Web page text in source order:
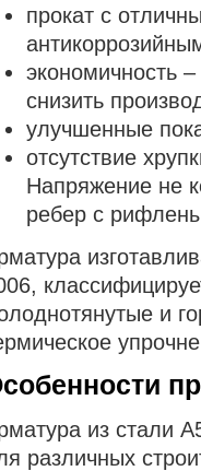
прокат с
экономичность
снизить
улучшенные
отсутствие
Напряжение не
ребер с
и
из стали
различных